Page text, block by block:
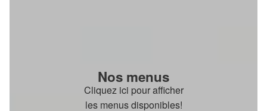
Nos menus
Cliquez ici pour afficher
les menus disponibles!